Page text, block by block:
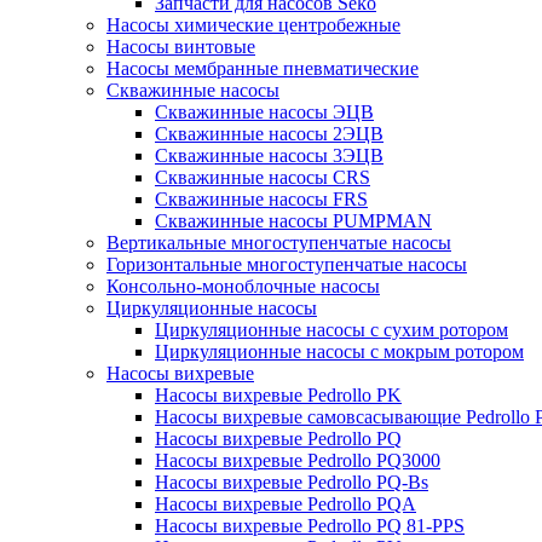
Насосы химические центробежные
Насосы винтовые
Насосы мембранные пневматические
Скважинные насосы
Скважинные насосы ЭЦВ
Скважинные насосы 2ЭЦВ
Скважинные насосы 3ЭЦВ
Скважинные насосы CRS
Скважинные насосы FRS
Скважинные насосы PUMPMAN
Вертикальные многоступенчатые насосы
Горизонтальные многоступенчатые насосы
Консольно-моноблочные насосы
Циркуляционные насосы
Циркуляционные насосы с сухим ротором
Циркуляционные насосы с мокрым ротором
Насосы вихревые
Насосы вихревые Pedrollo PK
Насосы вихревые самовсасывающие Pedrollo
Насосы вихревые Pedrollo PQ
Насосы вихревые Pedrollo PQ3000
Насосы вихревые Pedrollo PQ-Bs
Насосы вихревые Pedrollo PQA
Насосы вихревые Pedrollo PQ 81-PPS